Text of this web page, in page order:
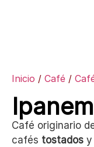
Inicio / Café /
Café originario
cafés tostados y